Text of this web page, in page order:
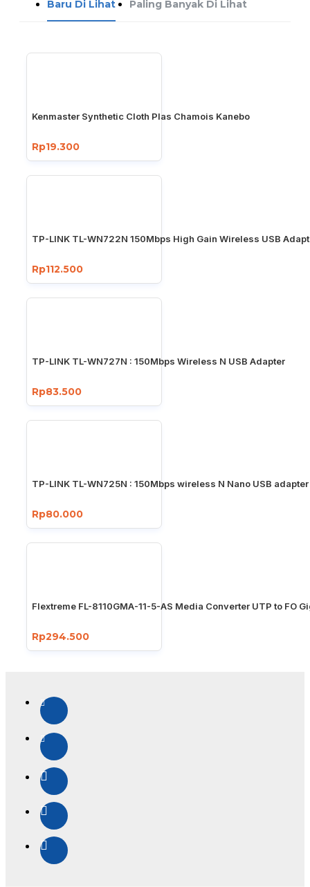
Baru Di Lihat Paling Banyak Di Lihat
Kenmaster Synthetic Cloth Plas Chamois Kanebo
Rp19.300
TP-LINK TL-WN722N 150Mbps High Gain Wireless USB
Rp112.500
TP-LINK TL-WN727N : 150Mbps Wireless N USB Adapter
Rp83.500
TP-LINK TL-WN725N : 150Mbps wireless N Nano USB adapter
Rp80.000
Flextreme FL-8110GMA-11-5-AS Media Converter UTP to FO
Rp294.500